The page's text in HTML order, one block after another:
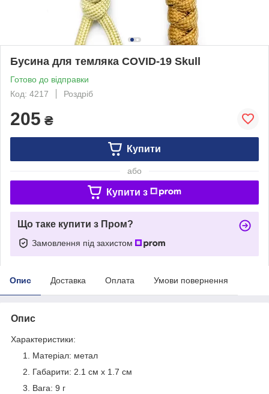
Бусина для темляка COVID-19 Skull
Готово до відправки
Код: 4217
Роздріб
205 ₴
Купити
або
Купити з
Що таке купити з Пром?
Замовлення під захистом
Опис Доставка Оплата Умови повернення
Опис
Характеристики:
Матеріал: метал
Габарити: 2.1 см х 1.7 см
Вага: 9 г